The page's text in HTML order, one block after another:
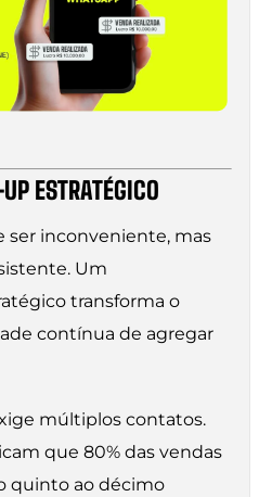
ESTRATÉGICO
ser inconveniente, mas
Um
transforma o
contínua de agregar
múltiplos contatos.
que 80% das vendas
quinto ao décimo